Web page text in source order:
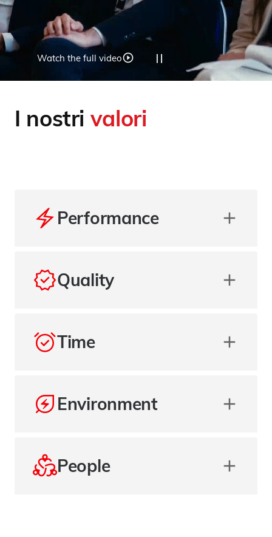
Watch the full video
I nostri valori
Performance
Quality
Time
Environment
People